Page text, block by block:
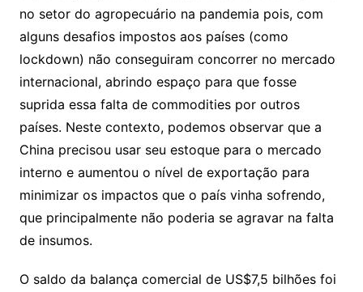
no setor do agropecuário na pandemia pois, com
alguns desafios impostos aos países (como
lockdown) não conseguiram concorrer no mercado
internacional, abrindo espaço para que fosse
suprida essa falta de commodities por outros
países. Neste contexto, podemos observar que a
China precisou usar seu estoque para o mercado
interno e aumentou o nível de exportação para
minimizar os impactos que o país vinha sofrendo,
que principalmente não poderia se agravar na falta
de insumos.
O saldo da balança comercial de US$7,5 bilhões foi